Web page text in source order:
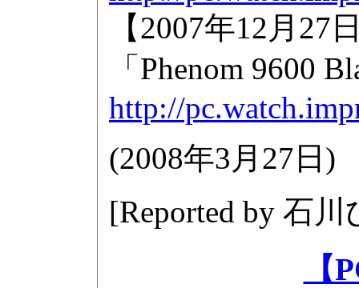
【2007年12月
「Phenom 9600
http://
(2008年3月27日 )
[Reported by 石川
【